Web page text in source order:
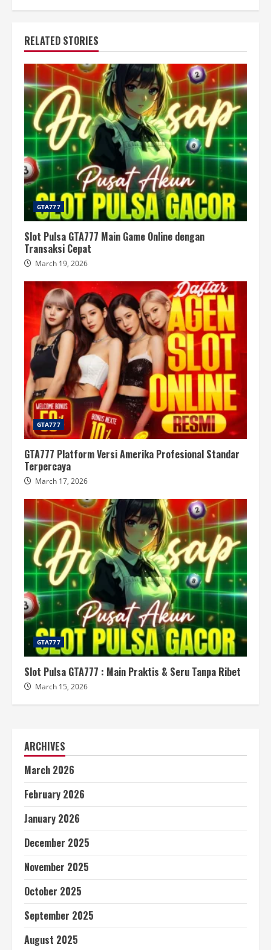
RELATED STORIES
GTA777
Slot Pulsa GTA777 Main Game Online dengan
Transaksi Cepat
March 19, 2026
GTA777
GTA777 Platform Versi Amerika Profesional Standar
Terpercaya
March 17, 2026
GTA777
Slot Pulsa GTA777 : Main Praktis & Seru Tanpa Ribet
March 15, 2026
ARCHIVES
March 2026
February 2026
January 2026
December 2025
November 2025
October 2025
September 2025
August 2025